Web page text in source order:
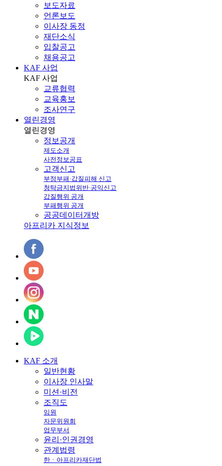
보도자료
언론보도
이사장 동정
재단소식
입찰공고
채용공고
KAF 사업
KAF 사업
교류협력
교육홍보
조사연구
열린경영
열린경영
정보공개
제도소개
사전정보공표
고객신고
부정부패·갑질피해 신고
청탁금지법위반·공익신고
갑질행위 공개
부패행위 공개
공공데이터개방
아프리카 지식정보
KAF 소개
일반현황
이사장 인사말
미션·비전
조직도
임원
자문위원회
업무부서
윤리·인권경영
관계법령
한ㆍ아프리카재단법